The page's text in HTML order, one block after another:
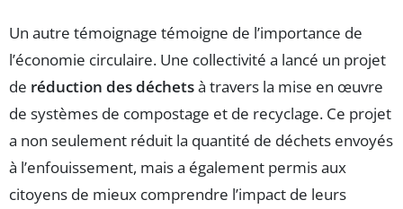
Un autre témoignage témoigne de l’importance de
l’économie circulaire. Une collectivité a lancé un projet
de réduction des déchetsà travers la mise en œuvre
de systèmes de compostage et de recyclage. Ce projet
a non seulement réduit la quantité de déchets envoyés
à l’enfouissement, mais a également permis aux
citoyens de mieux comprendre l’impact de leurs